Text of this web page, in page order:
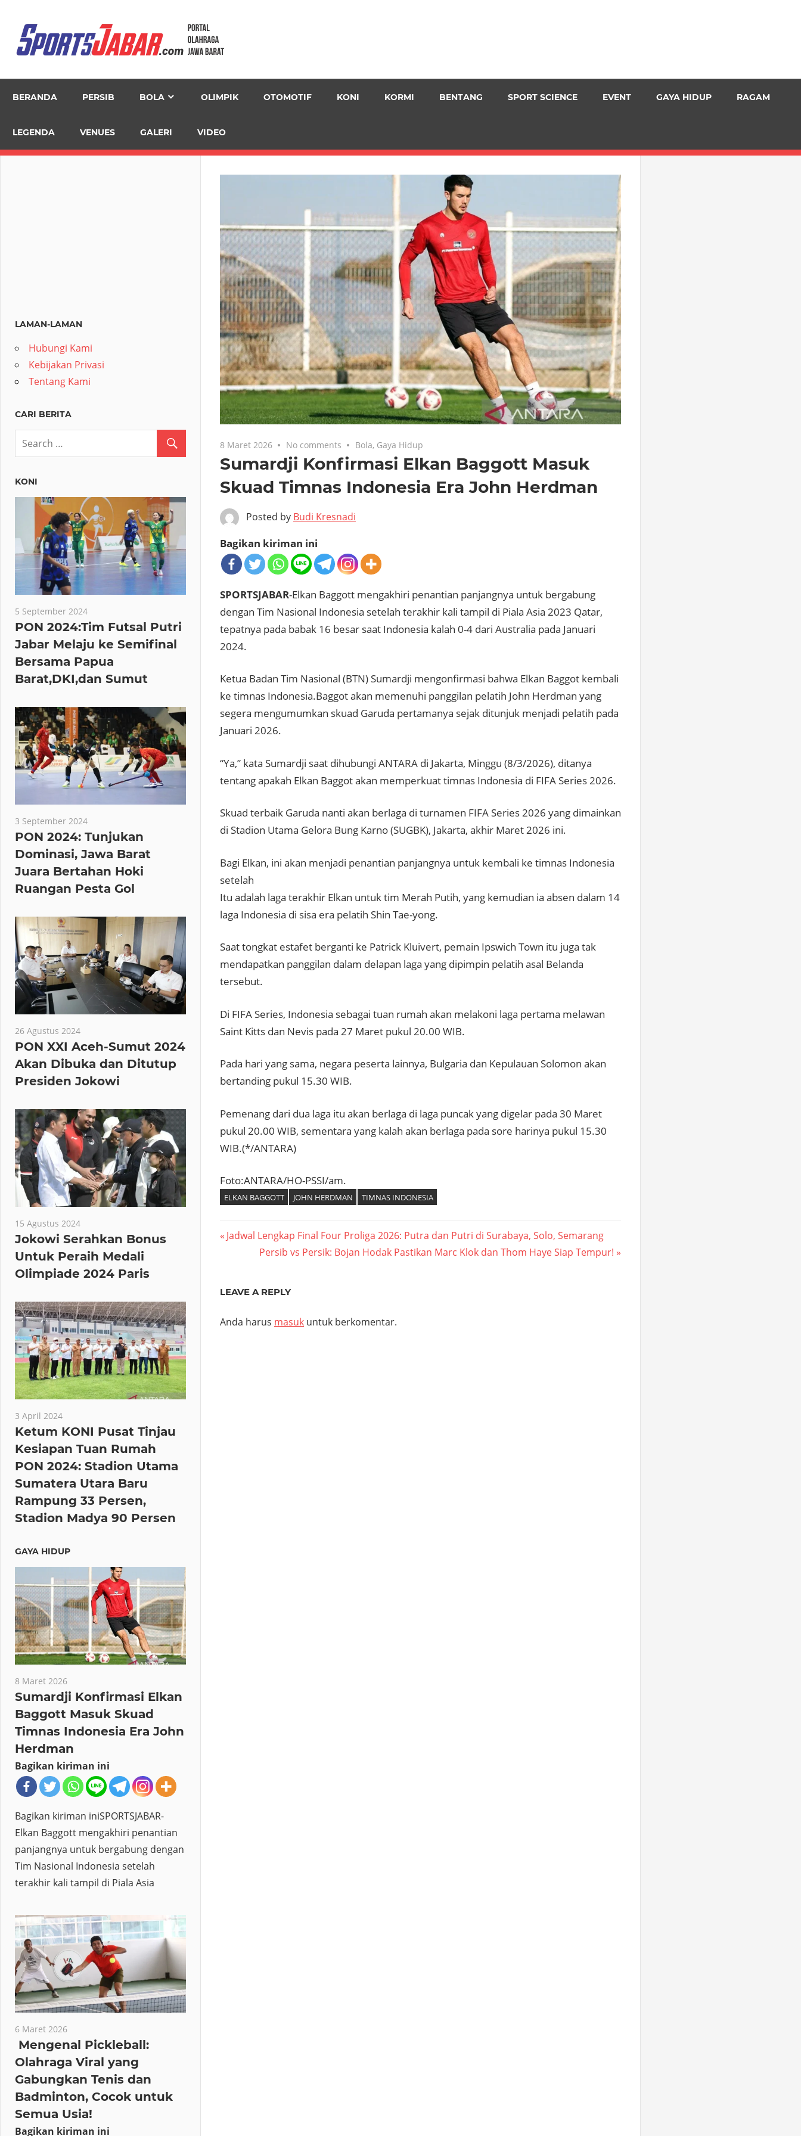
content
BERANDA PERSIB BOLA OLIMPIK OTOMOTIF KONI KORMI BENTANG SPORT SCIENCE EVENT GAYA HIDUP RAGAM
LEGENDA VENUES GALERI VIDEO
8 Maret 2026 No comments Bola, Gaya Hidup
Sumardji Konfirmasi Elkan Baggott Masuk
Skuad Timnas Indonesia Era John Herdman
Posted by Budi Kresnadi
Bagikan kiriman ini
SPORTSJABAR-Elkan Baggott mengakhiri penantian panjangnya untuk bergabung
dengan Tim Nasional Indonesia setelah terakhir kali tampil di Piala Asia 2023 Qatar,
tepatnya pada babak 16 besar saat Indonesia kalah 0-4 dari Australia pada Januari
2024.
Ketua Badan Tim Nasional (BTN) Sumardji mengonfirmasi bahwa Elkan Baggot kembali
ke timnas Indonesia.Baggot akan memenuhi panggilan pelatih John Herdman yang
segera mengumumkan skuad Garuda pertamanya sejak ditunjuk menjadi pelatih pada
Januari 2026.
“Ya,” kata Sumardji saat dihubungi ANTARA di Jakarta, Minggu (8/3/2026), ditanya
tentang apakah Elkan Baggot akan memperkuat timnas Indonesia di FIFA Series 2026.
Skuad terbaik Garuda nanti akan berlaga di turnamen FIFA Series 2026 yang dimainkan
di Stadion Utama Gelora Bung Karno (SUGBK), Jakarta, akhir Maret 2026 ini.
Bagi Elkan, ini akan menjadi penantian panjangnya untuk kembali ke timnas Indonesia
setelah
Itu adalah laga terakhir Elkan untuk tim Merah Putih, yang kemudian ia absen dalam 14
laga Indonesia di sisa era pelatih Shin Tae-yong.
Saat tongkat estafet berganti ke Patrick Kluivert, pemain Ipswich Town itu juga tak
mendapatkan panggilan dalam delapan laga yang dipimpin pelatih asal Belanda
tersebut.
Di FIFA Series, Indonesia sebagai tuan rumah akan melakoni laga pertama melawan
Saint Kitts dan Nevis pada 27 Maret pukul 20.00 WIB.
Pada hari yang sama, negara peserta lainnya, Bulgaria dan Kepulauan Solomon akan
bertanding pukul 15.30 WIB.
Pemenang dari dua laga itu akan berlaga di laga puncak yang digelar pada 30 Maret
pukul 20.00 WIB, sementara yang kalah akan berlaga pada sore harinya pukul 15.30
WIB.(*/ANTARA)
Foto:ANTARA/HO-PSSI/am.
ELKAN BAGGOTT JOHN HERDMAN TIMNAS INDONESIA
Navigasi
Previous
Jadwal Lengkap Final Four Proliga 2026: Putra dan Putri di Surabaya, Solo, Semarang
Next
Persib vs Persik: Bojan Hodak Pastikan Marc Klok dan Thom Haye Siap Tempur!
LEAVE A REPLY
Anda harus masuk untuk berkomentar.
LAMAN-LAMAN
Hubungi Kami
Kebijakan Privasi
Tentang Kami
CARI BERITA
KONI
5 September 2024
PON 2024:Tim Futsal Putri
Jabar Melaju ke Semifinal
Bersama Papua
Barat,DKI,dan Sumut
3 September 2024
PON 2024: Tunjukan
Dominasi, Jawa Barat
Juara Bertahan Hoki
Ruangan Pesta Gol
26 Agustus 2024
PON XXI Aceh-Sumut 2024
Akan Dibuka dan Ditutup
Presiden Jokowi
15 Agustus 2024
Jokowi Serahkan Bonus
Untuk Peraih Medali
Olimpiade 2024 Paris
3 April 2024
Ketum KONI Pusat Tinjau
Kesiapan Tuan Rumah
PON 2024: Stadion Utama
Sumatera Utara Baru
Rampung 33 Persen,
Stadion Madya 90 Persen
GAYA HIDUP
8 Maret 2026
Sumardji Konfirmasi Elkan
Baggott Masuk Skuad
Timnas Indonesia Era John
Herdman
Bagikan kiriman ini
Bagikan kiriman iniSPORTSJABAR-
Elkan Baggott mengakhiri penantian
panjangnya untuk bergabung dengan
Tim Nasional Indonesia setelah
terakhir kali tampil di Piala Asia
6 Maret 2026
Mengenal Pickleball:
Olahraga Viral yang
Gabungkan Tenis dan
Badminton, Cocok untuk
Semua Usia!
Bagikan kiriman ini